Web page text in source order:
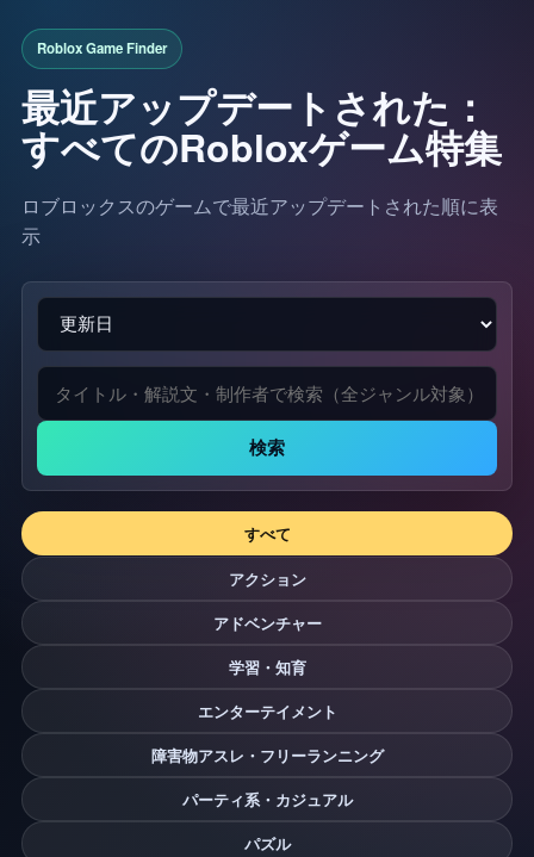
最近アップデートされた：
すべてのRobloxゲーム特集
ロブロックスのゲームで最近アップデートされた順に表
示
検索
すべて
アクション
アドベンチャー
学習・知育
エンターテイメント
障害物アスレ・フリーランニング
パーティ系・カジュアル
パズル